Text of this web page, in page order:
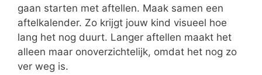
gaan starten met aftellen. Maak samen een
aftelkalender. Zo krijgt jouw kind visueel hoe
lang het nog duurt. Langer aftellen maakt het
alleen maar onoverzichtelijk, omdat het nog zo
ver weg is.